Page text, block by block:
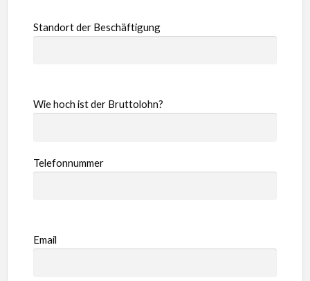
Standort der Beschäftigung
Wie hoch ist der Bruttolohn?
Telefonnummer
Email